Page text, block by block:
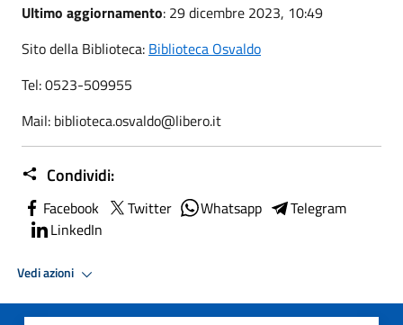
Ultimo aggiornamento: 29 dicembre 2023, 10:49
Sito della Biblioteca: Biblioteca Osvaldo
Tel: 0523-509955
Mail: biblioteca.osvaldo@libero.it
Condividi:
Facebook Twitter Whatsapp
Telegram
LinkedIn
Vedi azioni